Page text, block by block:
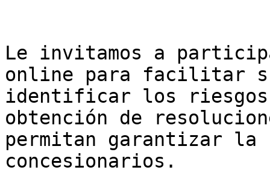
Le invitamos a
online para facilitar su
identificar los riesgos
obtención de
permitan garantizar la
concesionarios.